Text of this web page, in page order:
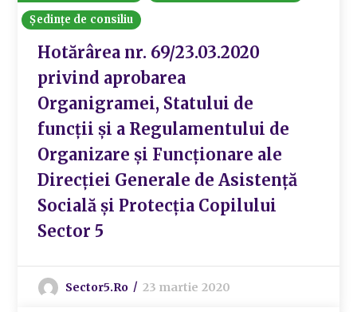
Ședințe de consiliu
Hotărârea nr. 69/23.03.2020
privind aprobarea
Organigramei, Statului de
funcții și a Regulamentului de
Organizare și Funcționare ale
Direcției Generale de Asistență
Socială și Protecția Copilului
Sector 5
Sector5.ro 23 martie 2020